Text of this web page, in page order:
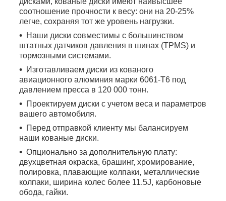
соотношение прочности к весу: они на 20-25%
легче, сохраняя тот же уровень нагрузки.
Наши диски совместимы с большинством
штатных датчиков давления в шинах (TPMS) и
тормозными системами.
Изготавливаем диски из кованого
авиационного алюминия марки 6061-T6 под
давлением пресса в 120 000 тонн.
Проектируем диски с учетом веса и параметров
вашего автомобиля.
Перед отправкой клиенту мы балансируем
наши кованые диски.
Опционально за дополнительную плату:
двухцветная окраска, брашинг, хромирование,
полировка, плавающие колпаки, металлические
колпаки, ширина колес более 11.5J, карбоновые
обода, гайки.